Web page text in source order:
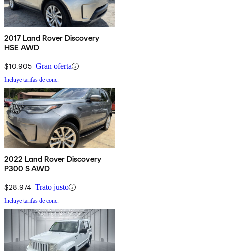
2017 Land Rover Discovery
HSE AWD
$10,905 Gran oferta
Incluye tarifas de conc.
2022 Land Rover Discovery
P300 S AWD
$28,974 Trato justo
Incluye tarifas de conc.